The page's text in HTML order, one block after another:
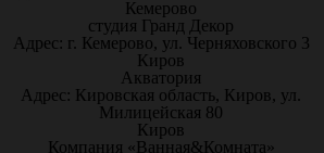
Кемерово
студия Гранд Декор
Адрес: г. Кемерово, ул. Черняховского 3
Киров
Акватория
Адрес: Кировская область, Киров, ул.
Милицейская 80
Киров
Компания «Ванная&Комната»